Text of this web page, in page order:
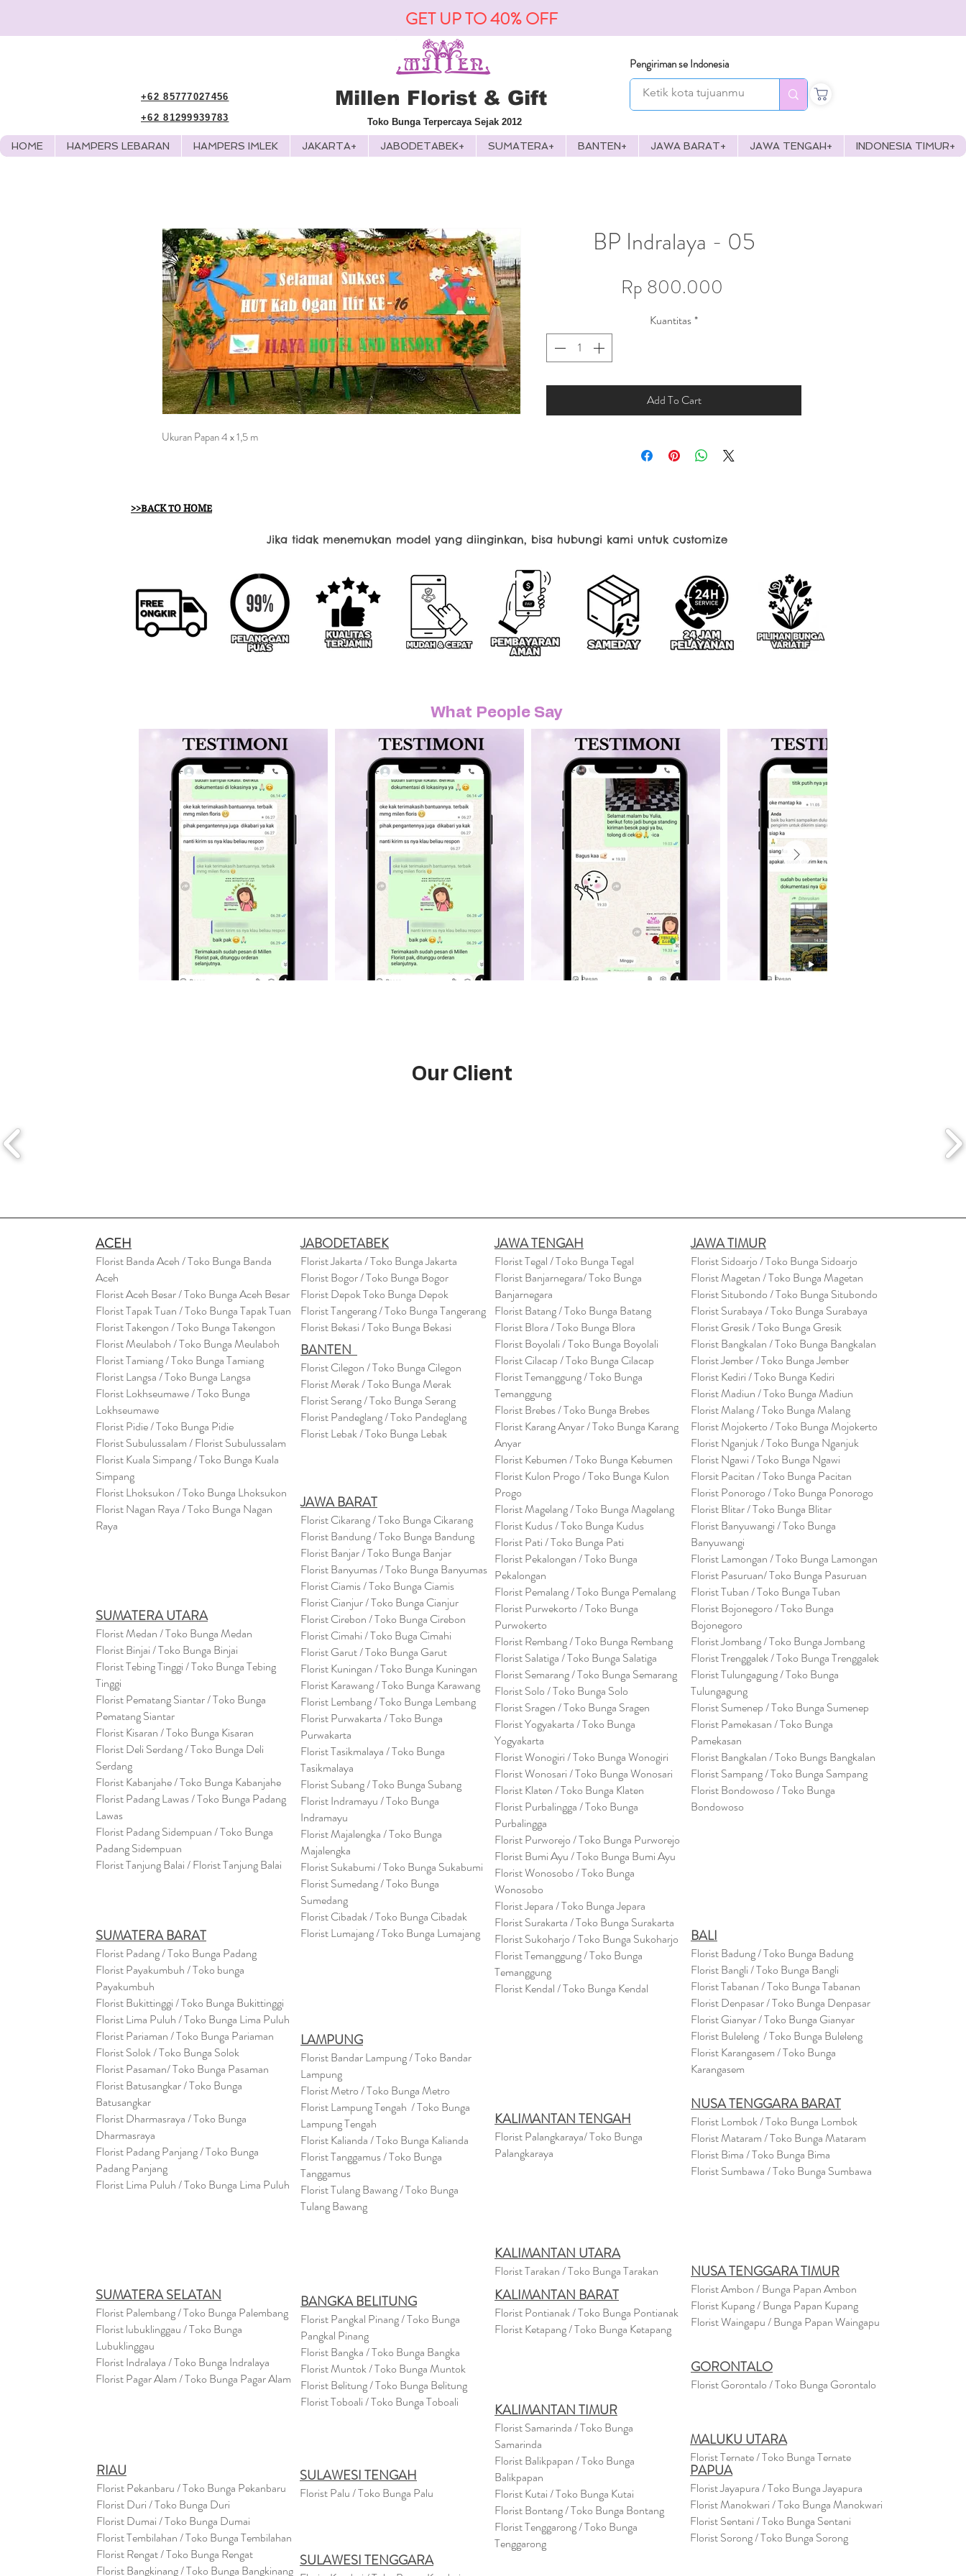
GET UP TO 40% OFF
+62 85777027456
+62 81299939783
Millen Florist & Gift
Pengiriman se Indonesia
Toko Bunga Terpercaya Sejak 2012
HOME HAMPERS LEBARAN HAMPERS IMLEK JAKARTA+ JABODETABEK+ SUMATERA+ BANTEN+ JAWA BARAT+ JAWA TENGAH+ INDONESIA TIMUR+
Ukuran Papan 4 x 1,5 m
BP Indralaya - 05
Rp 800.000
Kuantitas*
Add To Cart
>>BACK TO HOME
Jika tidak menemukan model yang diinginkan, bisa hubungi kami untuk customize
What People Say
Our Client
ACEH
Florist Banda Aceh / Toko Bunga Banda
Aceh
Florist Aceh Besar / Toko Bunga Aceh Besar
Florist Tapak Tuan / Toko Bunga Tapak Tuan
Florist Takengon / Toko Bunga Takengon
Florist Meulaboh / Toko Bunga Meulaboh
Florist Tamiang / Toko Bunga Tamiang
Florist Langsa / Toko Bunga Langsa
Florist Lokhseumawe / Toko Bunga
Lokhseumawe
Florist Pidie / Toko Bunga Pidie
Florist Subulussalam / Florist Subulussalam
Florist Kuala Simpang / Toko Bunga Kuala
Simpang
Florist Lhoksukon / Toko Bunga Lhoksukon
Florist Nagan Raya / Toko Bunga Nagan
Raya
SUMATERA UTARA
Florist Medan / Toko Bunga Medan
Florist Binjai / Toko Bunga Binjai
Florist Tebing Tinggi / Toko Bunga Tebing
Tinggi
Florist Pematang Siantar / Toko Bunga
Pematang Siantar
Florist Kisaran / Toko Bunga Kisaran
Florist Deli Serdang / Toko Bunga Deli
Serdang
Florist Kabanjahe / Toko Bunga Kabanjahe
Florist Padang Lawas / Toko Bunga Padang
Lawas
Florist Padang Sidempuan / Toko Bunga
Padang Sidempuan
Florist Tanjung Balai / Florist Tanjung Balai
SUMATERA BARAT
Florist Padang / Toko Bunga Padang
Florist Payakumbuh / Toko bunga
Payakumbuh
Florist Bukittinggi / Toko Bunga Bukittinggi
Florist Lima Puluh / Toko Bunga Lima Puluh
Florist Pariaman / Toko Bunga Pariaman
Florist Solok / Toko Bunga Solok
Florist Pasaman/ Toko Bunga Pasaman
Florist Batusangkar / Toko Bunga
Batusangkar
Florist Dharmasraya / Toko Bunga
Dharmasraya
Florist Padang Panjang / Toko Bunga
Padang Panjang
Florist Lima Puluh / Toko Bunga Lima Puluh
JABODETABEK
Florist Jakarta / Toko Bunga Jakarta
Florist Bogor / Toko Bunga Bogor
Florist Depok Toko Bunga Depok
Florist Tangerang / Toko Bunga Tangerang
Florist Bekasi / Toko Bunga Bekasi
BANTEN
Florist Cilegon / Toko Bunga Cilegon
Florist Merak / Toko Bunga Merak
Florist Serang / Toko Bunga Serang
Florist Pandeglang / Toko Pandeglang
Florist Lebak / Toko Bunga Lebak
JAWA BARAT
Florist Cikarang/ Toko Bunga Cikarang
Florist Bandung / Toko Bunga Bandung
Florist Banjar / Toko Bunga Banjar
Florist Banyumas / Toko Bunga Banyumas
Florist Ciamis / Toko Bunga Ciamis
Florist Cianjur / Toko Bunga Cianjur
Florist Cirebon / Toko Bunga Cirebon
Florist Cimahi / Toko Buga Cimahi
Florist Garut / Toko Bunga Garut
Florist Kuningan / Toko Bunga Kuningan
Florist Karawang / Toko Bunga Karawang
Florist Lembang / Toko Bunga Lembang
Florist Purwakarta / Toko Bunga
Purwakarta
Florist Tasikmalaya / Toko Bunga
Tasikmalaya
Florist Subang / Toko Bunga Subang
Florist Indramayu / Toko Bunga
Indramayu
Florist Majalengka / Toko Bunga
Majalengka
Florist Sukabumi / Toko Bunga Sukabumi
Florist Sumedang / Toko Bunga
Sumedang
Florist Cibadak / Toko Bunga Cibadak
Florist Lumajang / Toko Bunga Lumajang
JAWA TENGAH
Florist Tegal / Toko Bunga Tegal
Florist Banjarnegara/ Toko Bunga
Banjarnegara
Florist Batang / Toko Bunga Batang
Florist Blora / Toko Bunga Blora
Florist Boyolali / Toko Bunga Boyolali
Florist Cilacap / Toko Bunga Cilacap
Florist Temanggung / Toko Bunga
Temanggung
Florist Brebes / Toko Bunga Brebes
Florist Karang Anyar / Toko Bunga Karang
Anyar
Florist Kebumen / Toko Bunga Kebumen
Florist Kulon Progo / Toko Bunga Kulon
Progo
Florist Magelang / Toko Bunga Magelang
Florist Kudus / Toko Bunga Kudus
Florist Pati / Toko Bunga Pati
Florist Pekalongan / Toko Bunga
Pekalongan
Florist Pemalang / Toko Bunga Pemalang
Florist Purwekorto / Toko Bunga
Purwokerto
Florist Rembang / Toko Bunga Rembang
Florist Salatiga / Toko Bunga Salatiga
Florist Semarang / Toko Bunga Semarang
Florist Solo / Toko Bunga Solo
Florist Sragen / Toko Bunga Sragen
Florist Yogyakarta / Toko Bunga
Yogyakarta
Florist Wonogiri / Toko Bunga Wonogiri
Florist Wonosari / Toko Bunga Wonosari
Florist Klaten / Toko Bunga Klaten
Florist Purbalingga / Toko Bunga
Purbalingga
Florist Purworejo / Toko Bunga Purworejo
Florist Bumi Ayu / Toko Bunga Bumi Ayu
Florist Wonosobo / Toko Bunga
Wonosobo
Florist Jepara / Toko Bunga Jepara
Florist Surakarta / Toko Bunga Surakarta
Florist Sukoharjo / Toko Bunga Sukoharjo
Florist Temanggung / Toko Bunga
Temanggung
Florist Kendal / Toko Bunga Kendal
LAMPUNG
Florist Bandar Lampung / Toko Bandar
Lampung
Florist Metro / Toko Bunga Metro
Florist Lampung Tengah / Toko Bunga
Lampung Tengah
Florist Kalianda / Toko Bunga Kalianda
Florist Tanggamus / Toko Bunga
Tanggamus
Florist Tulang Bawang / Toko Bunga
Tulang Bawang
KALIMANTAN TENGAH
Florist Palangkaraya/ Toko Bunga
Palangkaraya
JAWA TIMUR
Florist Sidoarjo / Toko Bunga Sidoarjo
Florist Magetan / Toko Bunga Magetan
Florist Situbondo / Toko Bunga Situbondo
Florist Surabaya / Toko Bunga Surabaya
Florist Gresik / Toko Bunga Gresik
FloristBangkalan / Toko Bunga Bangkalan
Florist Jember / Toko Bunga Jember
Florist Kediri / Toko Bunga Kediri
Florist Madiun / Toko Bunga Madiun
Florist Malang / Toko Bunga Malang
Florist Mojokerto / Toko Bunga Mojokerto
Florist Nganjuk / Toko Bunga Nganjuk
Florist Ngawi /Toko Bunga Ngawi
Florsit Pacitan / Toko Bunga Pacitan
Florist Ponorogo / Toko Bunga Ponorogo
Florist Blitar / Toko Bunga Blitar
Florist Banyuwangi / Toko Bunga
Banyuwangi
Florist Lamongan / Toko Bunga Lamongan
Florist Pasuruan/ Toko Bunga Pasuruan
Florist Tuban / Toko Bunga Tuban
Florist Bojonegoro / Toko Bunga
Bojonegoro
Florist Jombang / Toko Bunga Jombang
Florist Trenggalek / Toko Bunga Trenggalek
Florist Tulungagung / Toko Bunga
Tulungagung
Florist Sumenep / Toko Bunga Sumenep
Florist Pamekasan / Toko Bunga
Pamekasan
Florist Bangkalan / Toko Bungs Bangkalan
Florist Sampang / Toko Bunga Sampang
Florist Bondowoso / Toko Bunga
Bondowoso
BALI
Florist Badung / Toko Bunga Badung
Florist Bangli / Toko Bunga Bangli
FloristTabanan/ Toko Bunga Tabanan
Florist Denpasar / Toko Bunga Denpasar
Florist Gianyar / Toko Bunga Gianyar
Florist Buleleng / Toko Bunga Buleleng
Florist Karangasem / Toko Bunga
Karangasem
NUSA TENGGARA BARAT
Florist Lombok / Toko Bunga Lombok
FloristMataram/ Toko Bunga Mataram
Florist Bima / Toko Bunga Bima
Florist Sumbawa / Toko Bunga Sumbawa
KALIMANTAN UTARA
Florist Tarakan / Toko Bunga Tarakan
SUMATERA SELATAN
Florist Palembang / Toko Bunga Palembang
Florist lubuklinggau / Toko Bunga
Lubuklinggau
Florist Indralaya / Toko Bunga Indralaya
Florist Pagar Alam / Toko Bunga Pagar Alam
BANGKA BELITUNG
Florist Pangkal Pinang / Toko Bunga
Pangkal Pinang
Florist Bangka / Toko Bunga Bangka
Florist Muntok / Toko Bunga Muntok
Florist Belitung / Toko Bunga Belitung
Florist Toboali / Toko Bunga Toboali
RIAU
Florist Pekanbaru / Toko Bunga Pekanbaru
Florist Duri / Toko Bunga Duri
Florist Dumai / Toko Bunga Dumai
Florist Tembilahan / Toko Bunga Tembilahan
Florist Rengat / Toko Bunga Rengat
Florist Bangkinang / Toko Bunga Bangkinang
SULAWESI TENGAH
Florist Palu / Toko Bunga Palu
SULAWESI TENGGARA
KALIMANTAN BARAT
Florist Pontianak / Toko Bunga Pontianak
Florist Ketapang / Toko Bunga Ketapang
KALIMANTAN TIMUR
Florist Samarinda / Toko Bunga
Samarinda
Florist Balikpapan / Toko Bunga
Balikpapan
Florist Kutai / Toko Bunga Kutai
Florist Bontang / Toko Bunga Bontang
Florist Tenggarong / Toko Bunga
Tenggarong
NUSA TENGGARA TIMUR
Florist Ambon / Bunga Papan Ambon
Florist Kupang / Bunga Papan Kupang
Florist Waingapu / Bunga Papan Waingapu
GORONTALO
Florist Gorontalo / Toko Bunga Gorontalo
MALUKU UTARA
Florist Ternate / Toko Bunga Ternate
PAPUA
Florist Jayapura / Toko Bunga Jayapura
Florist Manokwari / Toko Bunga Manokwari
Florist Sentani / Toko Bunga Sentani
Florist Sorong / Toko Bunga Sorong